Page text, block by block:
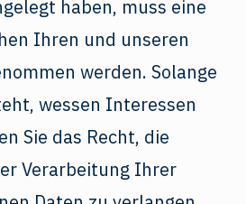
haben, muss eine
Ihren und unseren
werden. Solange
wessen Interessen
Sie das Recht, die
Verarbeitung Ihrer